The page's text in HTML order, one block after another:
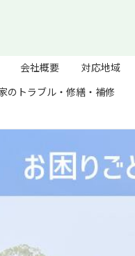
会社概要 対応地域
のトラブル・修繕・補修